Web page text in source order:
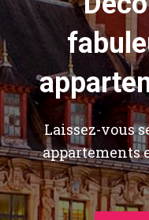
Laissez-vous
appartements